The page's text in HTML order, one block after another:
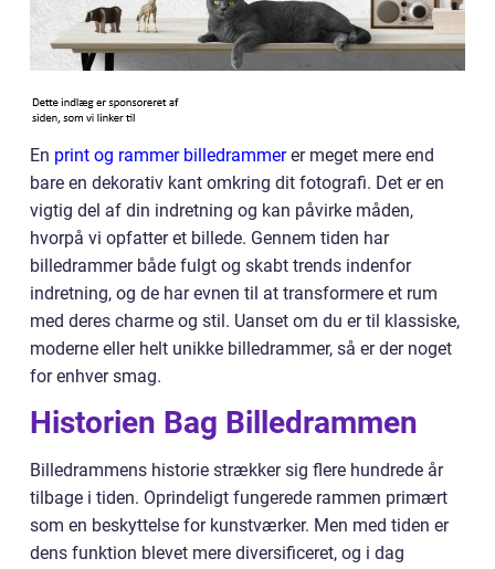
En print og rammer billedrammerer meget mere end
bare en dekorativ kant omkring dit fotografi. Det er en
vigtig del af din indretning og kan påvirke måden,
hvorpå vi opfatter et billede. Gennem tiden har
billedrammer både fulgt og skabt trends indenfor
indretning, og de har evnen til at transformere et rum
med deres charme og stil. Uanset om du er til klassiske,
moderne eller helt unikke billedrammer, så er der noget
for enhver smag.
Historien Bag Billedrammen
Billedrammens historie strækker sig flere hundrede år
tilbage i tiden. Oprindeligt fungerede rammen primært
som en beskyttelse for kunstværker. Men med tiden er
dens funktion blevet mere diversificeret, og i dag